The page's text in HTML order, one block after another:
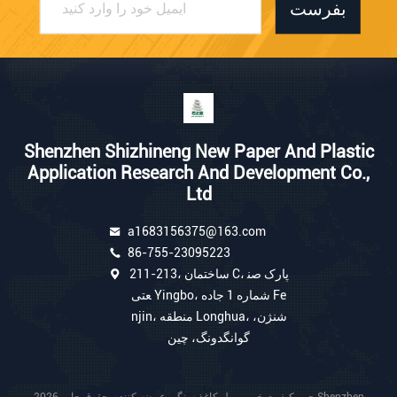
بفرست
Shenzhen Shizhineng New Paper And Plastic
Application Research And Development Co.,
Ltd
a1683156375@163.com
86-755-23095223
211-213، ساختمان C، پارک صن
عتی Yingbo، شماره 1 جاده Fe
njin، منطقه Longhua، شنژن،
گوانگدونگ، چین